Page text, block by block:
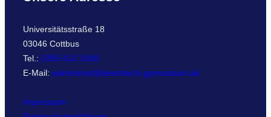
Universitätsstraße 18
03046 Cottbus
Tel.: 0355 612 1600
E-Mail: sekretariat@steenbeck-gymnasium.de
Impressum